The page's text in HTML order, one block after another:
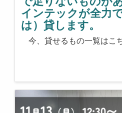
インテックが全力
は）貸します。
今、貸せるもの一覧はこ